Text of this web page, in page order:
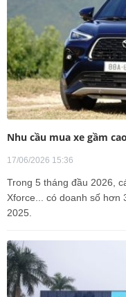
Nhu cầu mua xe gầm
17/06/2026 15:36
Trong 5 tháng đầu 2026,
Xforce... có doanh số hơn
2025.